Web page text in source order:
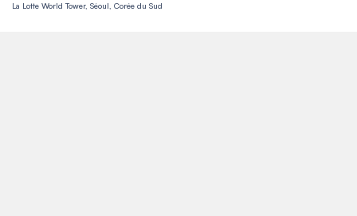
La Lotte World Tower, Séoul, Corée du Sud